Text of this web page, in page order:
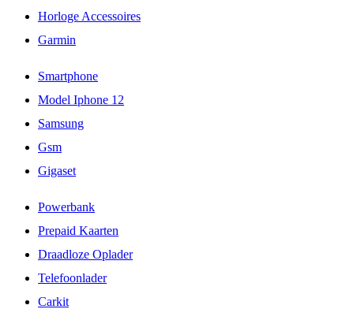
Horloge Accessoires
Garmin
Smartphone
Model Iphone 12
Samsung
Gsm
Gigaset
Powerbank
Prepaid Kaarten
Draadloze Oplader
Telefoonlader
Carkit